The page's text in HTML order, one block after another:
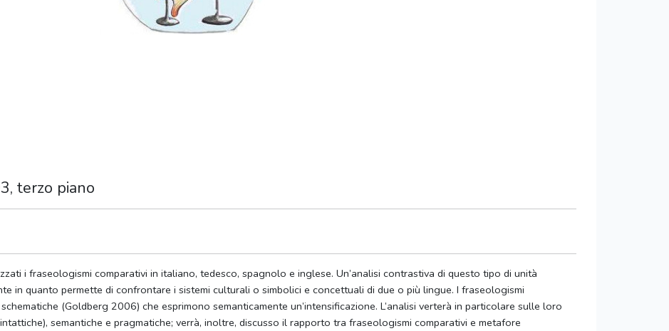
terzo piano
i fraseologismi comparativi in italiano, tedesco, spagnolo e inglese. Un’analisi contrastiva di questo tipo di unità
in quanto permette di confrontare i sistemi culturali o simbolici e concettuali di due o più lingue. I fraseologismi
(Goldberg 2006) che esprimono semanticamente un’intensificazione. L’analisi verterà in particolare sulle loro
semantiche e pragmatiche; verrà, inoltre, discusso il rapporto tra fraseologismi comparativi e metafore